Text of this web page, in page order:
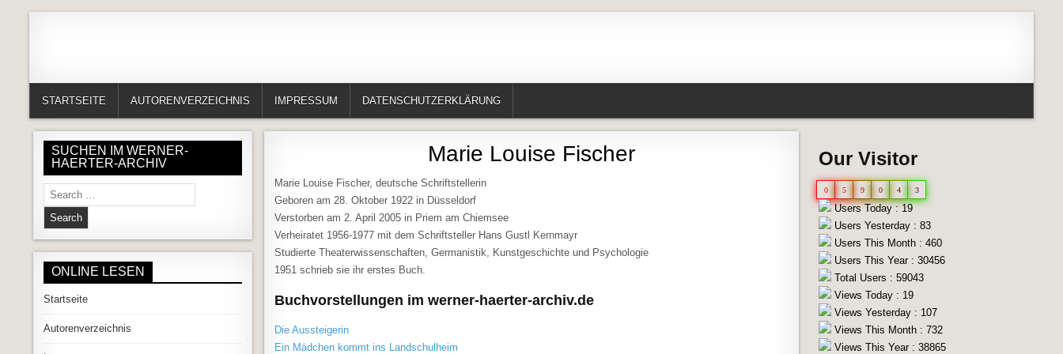
STARTSEITE AUTORENVERZEICHNIS IMPRESSUM DATENSCHUTZERKLÄRUNG
Marie Louise Fischer
Marie Louise Fischer, deutsche Schriftstellerin
Geboren am 28. Oktober 1922 in Düsseldorf
Verstorben am 2. April 2005 in Priem am Chiemsee
Verheiratet 1956-1977 mit dem Schriftsteller Hans Gustl Kernmayr
Studierte Theaterwissenschaften, Germanistik, Kunstgeschichte und Psychologie
1951 schrieb sie ihr erstes Buch.
Buchvorstellungen im werner-haerter-archiv.de
Die Aussteigerin
Ein Mädchen kommt ins Landschulheim
SUCHEN IM WERNER-
HAERTER-ARCHIV
Search for:
ONLINE LESEN
Startseite
Autorenverzeichnis
Our Visitor
0 5 9 0 4 3
Users Today : 19
Users Yesterday : 83
Users This Month : 460
Users This Year : 30456
Total Users : 59043
Views Today : 19
Views Yesterday : 107
Views This Month : 732
Views This Year : 38865